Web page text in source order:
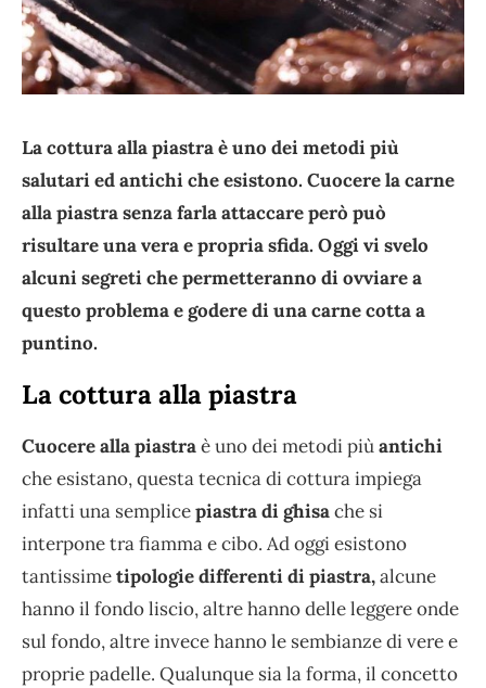
La cottura alla piastra è uno dei metodi più
salutari ed antichi che esistono. Cuocere la carne
alla piastra senza farla attaccare però può
risultare una vera e propria sfida. Oggi vi svelo
alcuni segreti che permetteranno di ovviare a
questo problema e godere di una carne cotta a
puntino.
La cottura alla piastra
Cuocere alla piastraè uno dei metodi piùantichi
che esistano, questa tecnica di cottura impiega
infatti una semplicepiastra di ghisache si
interpone tra fiamma e cibo. Ad oggi esistono
tantissimetipologie differenti di piastra,alcune
hanno il fondo liscio, altre hanno delle leggere onde
sul fondo, altre invece hanno le sembianze di vere e
proprie padelle. Qualunque sia la forma, il concetto